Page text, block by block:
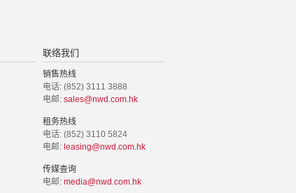
联络我们
销售热线
电话: (852) 3111 3888
电邮: sales@nwd.com.hk
租务热线
电话: (852) 3110 5824
电邮: leasing@nwd.com.hk
传媒查询
电邮: media@nwd.com.hk